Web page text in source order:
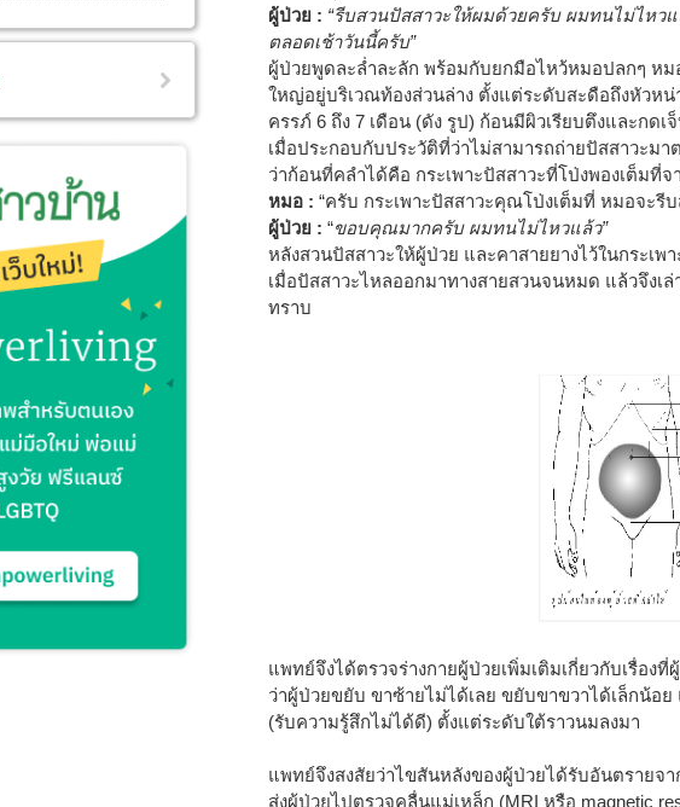
ผู้ป่วย : “รีบสวนปัสสาวะให้ผมด้วยครับ ผมทนไม่ไหว
ตลอดเช้าวันนี้ครับ”
ผู้ป่วยพูดละล่ำละลัก พร้อมกับยกมือไหว้หมอปลกๆ ห
ใหญ่อยู่บริเวณท้องส่วนล่าง ตั้งแต่ระดับสะดือถึงหัวห
ครรภ์ 6 ถึง 7 เดือน (ดัง รูป) ก้อนมีผิวเรียบตึงและกดเ
เมื่อประกอบกับประวัติที่ว่าไม่สามารถถ่ายปัสสาวะม
ว่าก้อนที่คลำได้คือ กระเพาะปัสสาวะที่โป่งพองเต็มที่
หมอ : “ครับ กระเพาะปัสสาวะคุณโป่งเต็มที่ หมอจะรี
ผู้ป่วย : “ขอบคุณมากครับ ผมทนไม่ไหวแล้ว”
หลังสวนปัสสาวะให้ผู้ป่วย และคาสายยางไว้ในกระเ
เมื่อปัสสาวะไหลออกมาทางสายสวนจนหมด แล้วจึงเ
ทราบ
แพทย์จึงได้ตรวจร่างกายผู้ป่วยเพิ่มเติมเกี่ยวกับเรื่อง
ว่าผู้ป่วยขยับ ขาซ้ายไม่ได้เลย ขยับขาขวาได้เล็กน้อ
(รับความรู้สึกไม่ได้ดี) ตั้งแต่ระดับใต้ราวนมลงมา
แพทย์จึงสงสัยว่าไขสันหลังของผู้ป่วยได้รับอันตรายจ
ส่งผู้ป่วยไปตรวจคลื่นแม่เหล็ก (MRI หรือ magnetic